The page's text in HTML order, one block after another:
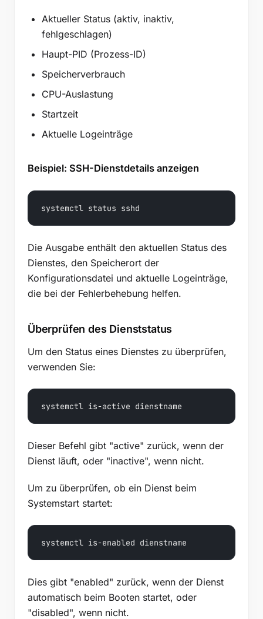
Aktueller Status (aktiv, inaktiv,
fehlgeschlagen)
Haupt-PID (Prozess-ID)
Speicherverbrauch
CPU-Auslastung
Startzeit
Aktuelle Logeinträge
Beispiel: SSH-Dienstdetails anzeigen
systemctl status sshd
Die Ausgabe enthält den aktuellen Status des
Dienstes, den Speicherort der
Konfigurationsdatei und aktuelle Logeinträge,
die bei der Fehlerbehebung helfen.
Überprüfen des Dienststatus
Um den Status eines Dienstes zu überprüfen,
verwenden Sie:
systemctl is-active dienstname
Dieser Befehl gibt "active" zurück, wenn der
Dienst läuft, oder "inactive", wenn nicht.
Um zu überprüfen, ob ein Dienst beim
Systemstart startet:
systemctl is-enabled dienstname
Dies gibt "enabled" zurück, wenn der Dienst
automatisch beim Booten startet, oder
"disabled", wenn nicht.